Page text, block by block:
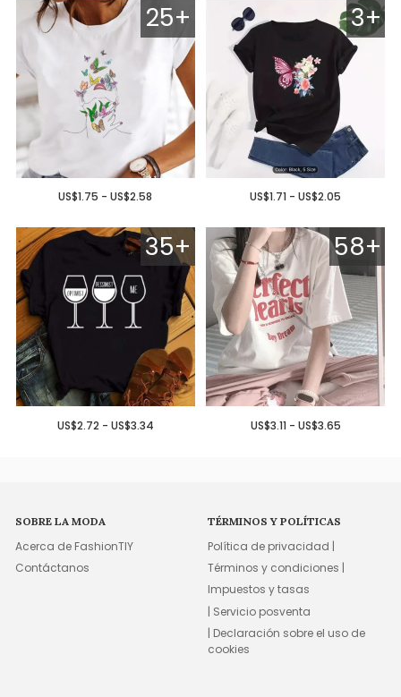
25+
US$1.75 - US$2.58
3+
US$1.71 - US$2.05
35+
US$2.72 - US$3.34
58+
US$3.11 - US$3.65
SOBRE LA MODA
Acerca de FashionTIY
Contáctanos
TÉRMINOS Y POLÍTICAS
Política de privacidad |
Términos y condiciones |
Impuestos y tasas
| Servicio posventa
| Declaración sobre el uso de
cookies